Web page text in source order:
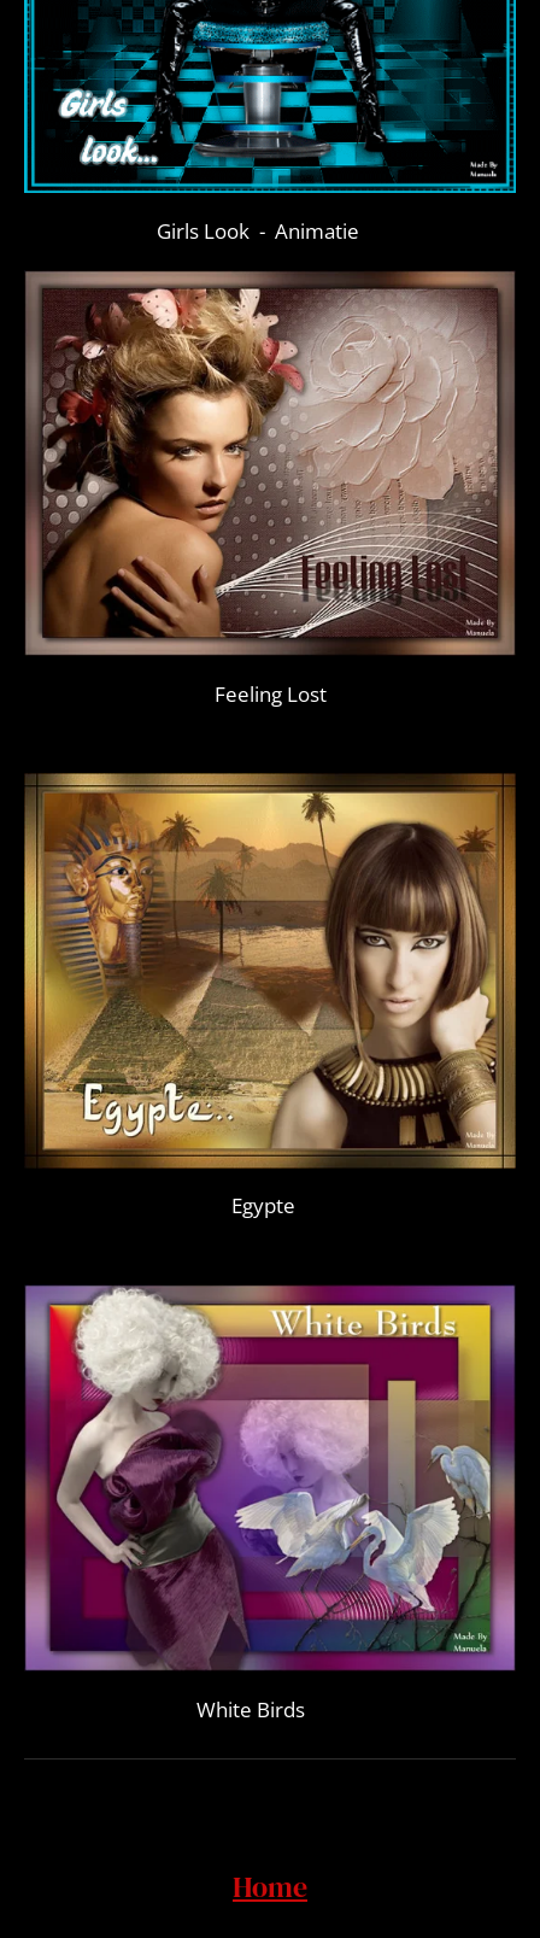
Girls Look - Animatie
Feeling Lost
Egypte
White Birds
Home